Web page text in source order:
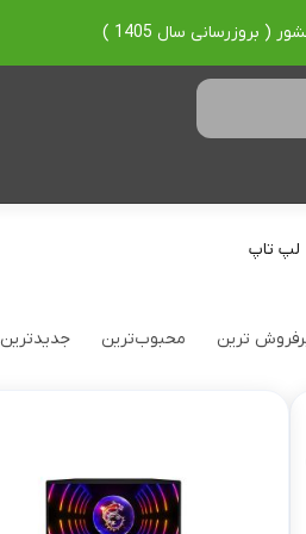
بروزرسانی سال 1405 )
براساس برند
Hp
Acer
لپ تاپ
ترین محبوب‌ترین جدیدترین